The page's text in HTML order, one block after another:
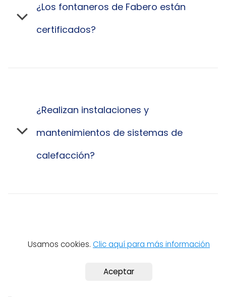
¿Los fontaneros de Fabero están
certificados?
¿Realizan instalaciones y
mantenimientos de sistemas de
calefacción?
Usamos cookies. Clic aquí para más información
Aceptar